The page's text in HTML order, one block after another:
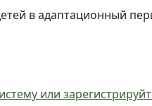
в адаптационный
или